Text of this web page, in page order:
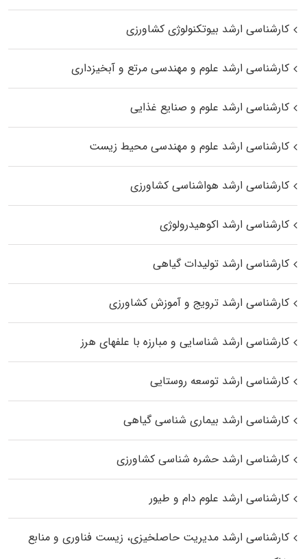
کارشناسی ارشد بیوتکنولوژی کشاورزی
کارشناسی ارشد علوم و مهندسی مرتع و آبخیزداری
کارشناسی ارشد علوم و صنایع غذایی
کارشناسی ارشد علوم و مهندسی محیط زیست
کارشناسی ارشد هواشناسی کشاورزی
کارشناسی ارشد اکوهیدرولوژی
کارشناسی ارشد تولیدات گیاهی
کارشناسی ارشد ترویج و آموزش کشاورزی
کارشناسی ارشد شناسایی و مبارزه با علفهای هرز
کارشناسی ارشد توسعه روستایی
کارشناسی ارشد بیماری‌ شناسی گیاهی
کارشناسی ارشد حشره‌ شناسی کشاورزی
کارشناسی ارشد علوم دام و طیور
کارشناسی ارشد مدیریت حاصلخیزی، زیست فناوری و منابع